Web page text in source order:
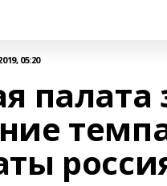
05:20